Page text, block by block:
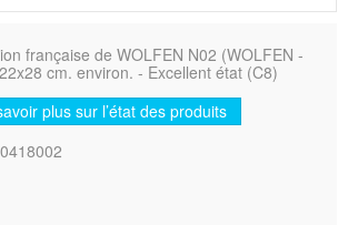
française de WOLFEN N02 (WOLFEN -
cm. environ. - Excellent état (C8)
plus sur l’état des produits